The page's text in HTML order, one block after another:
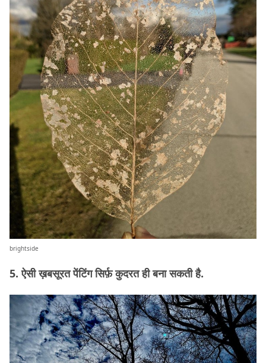
brightside
5. ऐसी ख़बसूरत पेंटिंग सिर्फ़ कुदरत ही बना सकती है.